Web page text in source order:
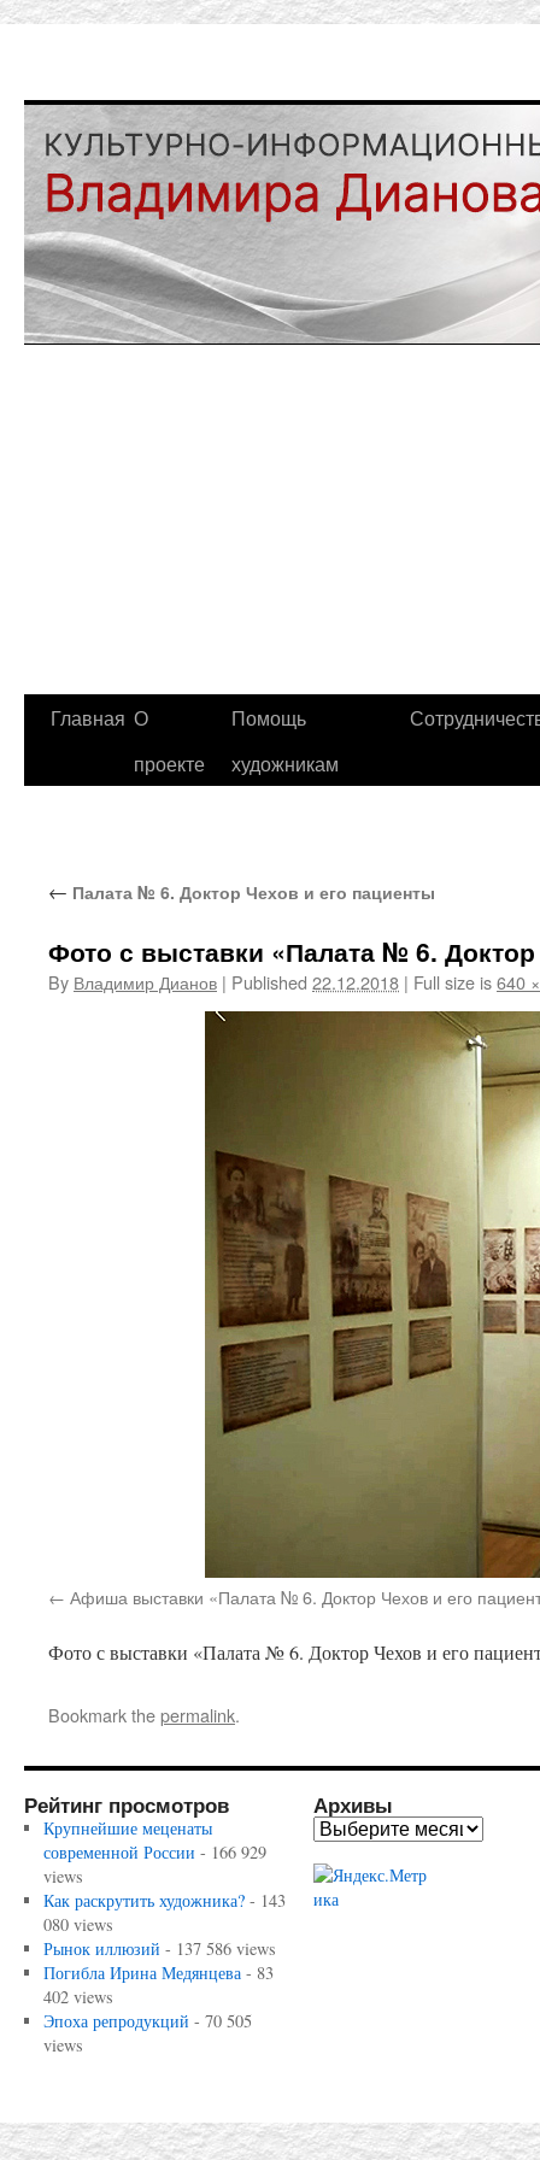
Главная О
проекте
Помощь
художникам
← Палата № 6. Доктор Чехов и его пациенты
Фото с выставки «Палата № 6.
By Владимир Дианов | Published 22.12.2018 | Full size is640
Афиша выставки «Палата № 6. Доктор Чехов и его
Фото с выставки «Палата № 6. Доктор Чехов и его
Bookmark thepermalink.
Рейтинг просмотров
Крупнейшие меценаты
современной России - 166 929
views
Как раскрутить художника?- 143
080 views
Рынок иллюзий - 137 586 views
Погибла Ирина Медянцева- 83
402 views
Эпоха репродукций - 70 505
views
Архивы